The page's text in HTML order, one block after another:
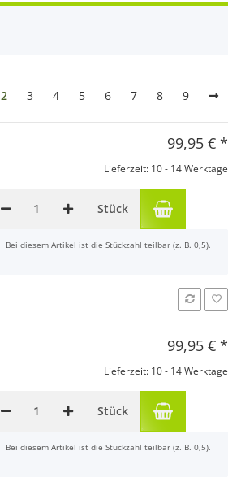
2 3 4 5 6 7 8 9
99,95 € *
Lieferzeit: 10 - 14 Werktage
Stück
xBei diesem Artikel ist die Stückzahl teilbar (z. B. 0,5).
99,95 € *
Lieferzeit: 10 - 14 Werktage
Stück
xBei diesem Artikel ist die Stückzahl teilbar (z. B. 0,5).